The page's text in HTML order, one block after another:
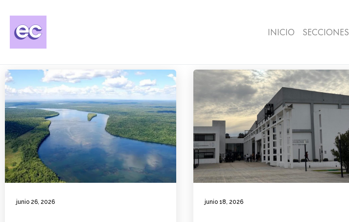
INICIO SECCIONES
junio 26, 2026 junio 18, 2026